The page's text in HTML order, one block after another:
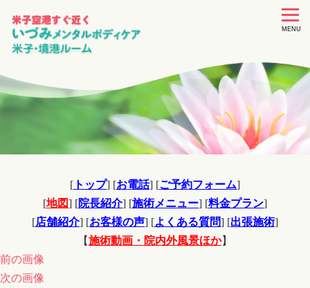
toggle
MENU
[ トップ] [お電話] [ご予約フォーム]
[地図] [院長紹介] [施術メニュー] [料金プラン]
[店舗紹介] [お客様の声] [よくある質問] [出張施術]
【施術動画・院内外風景ほか】
前の画像
次の画像